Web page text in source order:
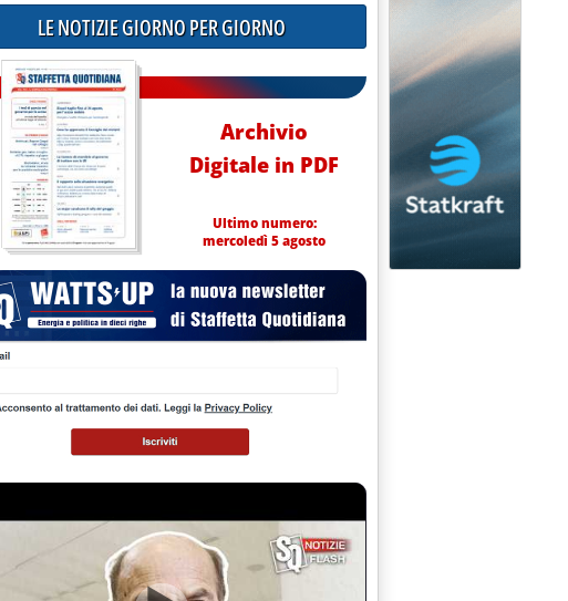
LE NOTIZIE GIORNO PER GIORNO
Archivio
Digitale in PDF
Ultimo numero:
mercoledì 5 agosto